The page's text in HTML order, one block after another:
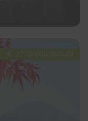
€ 2770 voli esclusi